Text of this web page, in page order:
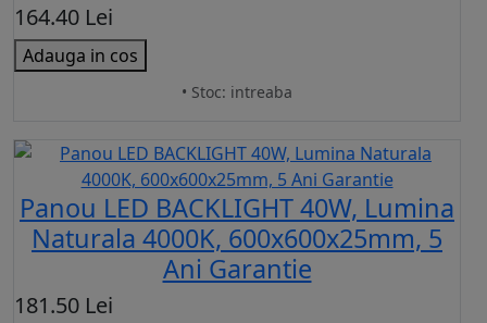
164.40 Lei
Adauga in cos
• Stoc: intreaba
Panou LED BACKLIGHT 40W, Lumina
Naturala 4000K, 600x600x25mm, 5
Ani Garantie
181.50 Lei